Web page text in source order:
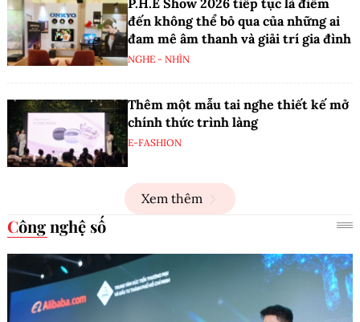
đến không thể bỏ qua của những ai
đam mê âm thanh và giải trí gia đình
NGHE - NHÌN
Thêm một mẫu tai nghe thiết kế mở
chính thức trình làng
E-FASHION
Xem thêm
Công nghệ số